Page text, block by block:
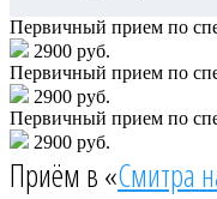
Первичный прием по
2900 руб.
Первичный прием по
2900 руб.
Первичный прием по
2900 руб.
Приём в «Смитра